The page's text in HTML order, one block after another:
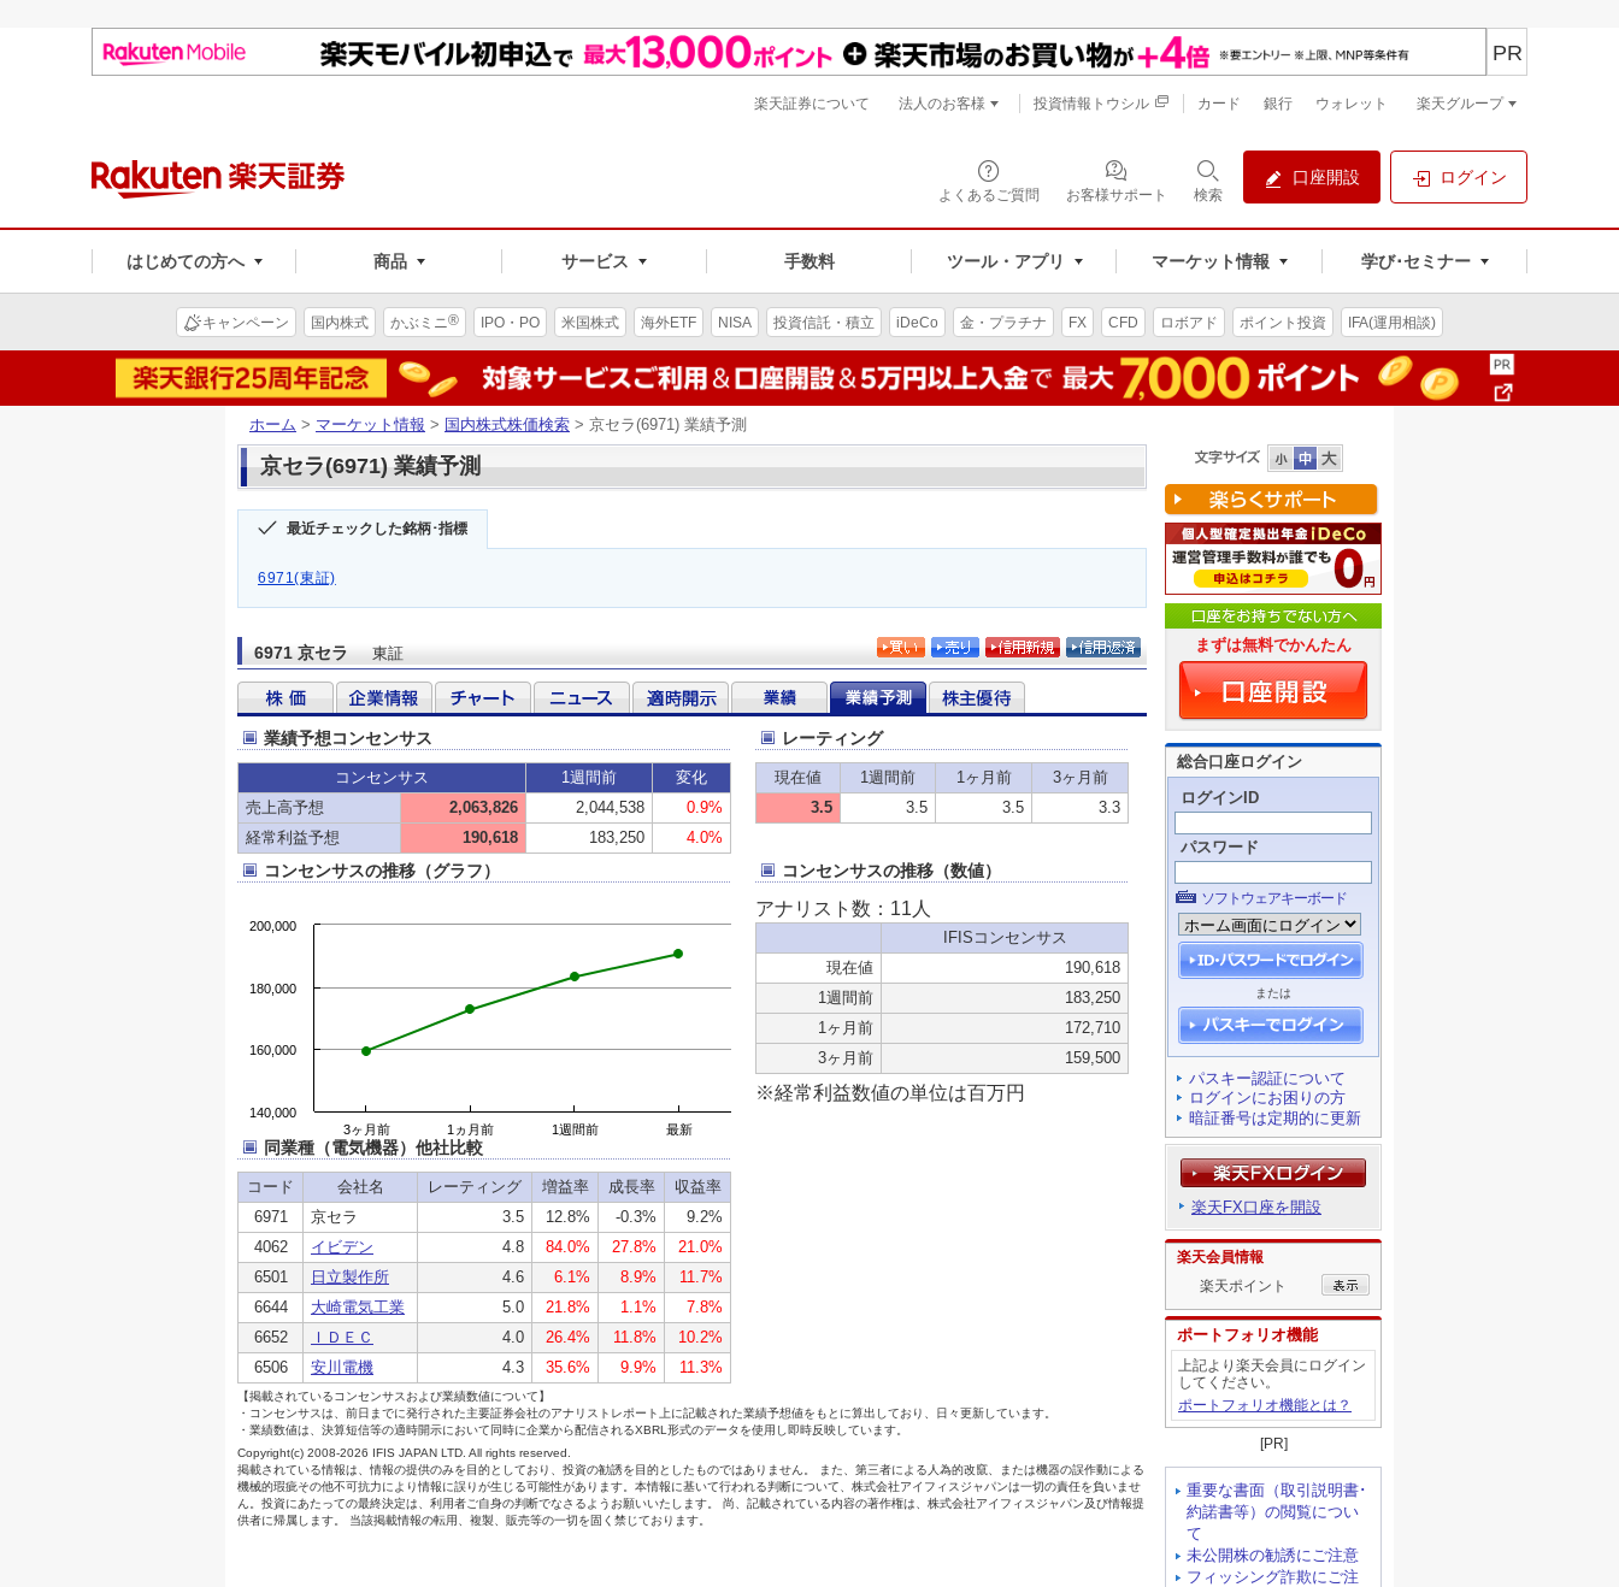
よくあるご質問 お客様サポート 検索
口座開設 ログイン
はじめての方へ 商品 サービス 手数料 ツール・アプリ マーケット情報 学び･セミナー
PR
楽天証券について 法人のお客様 投資情報トウシル カード 銀行 ウォレット 楽天グループ
キャンペーン 国内株式 かぶミニ® IPO・PO 米国株式 海外ETF NISA 投資信託・積立 iDeCo 金・プラチナ FX CFD ロボアド ポイント投資 IFA(運用相談)
ホーム > マーケット情報 > 国内株式株価検索 > 京セラ(6971) 業績予測
京セラ(6971) 業績予測
最近チェックした銘柄･指標
6971(東証)
6971 京セラ 東証 まずは無料でかんたん
総合口座ログイン
ログインID
パスワード
ソフトウェアキーボード
または
パスキー認証について
ログインにお困りの方
暗証番号は定期的に更新
楽天FX口座を開設
楽天会員情報
楽天ポイント
ポートフォリオ機能
上記より楽天会員にログイン
してください。
ポートフォリオ機能とは？
[PR]
重要な書面（取引説明書･
約諾書等）の閲覧につい
て
未公開株の勧誘にご注意
フィッシング詐欺にご注